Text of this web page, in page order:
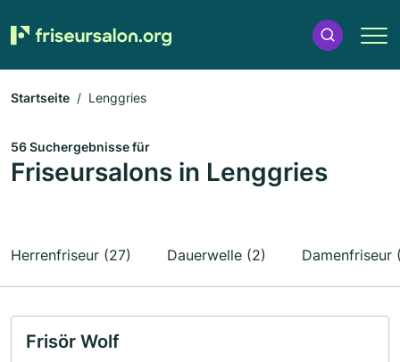
Startseite Lenggries
56 Suchergebnisse für
Friseursalons in Lenggries
Herrenfriseur (27) Dauerwelle (2) Damenfriseur
Frisör Wolf